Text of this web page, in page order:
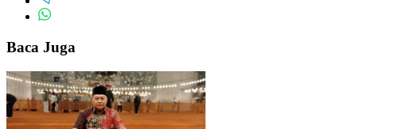
Baca Juga